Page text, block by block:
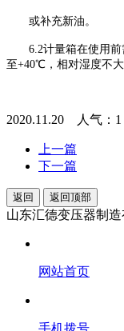
或补充新油。
6.2计量箱在使用前
至+40℃，相对湿度不
2020.11.20 人气： 1
上一篇
下一篇
返回 返回顶部
山东汇德变压器制
网站首页
手机拨号